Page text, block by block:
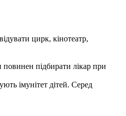
цирк, кінотеатр,
підбирати лікар при
імунітет дітей. Серед